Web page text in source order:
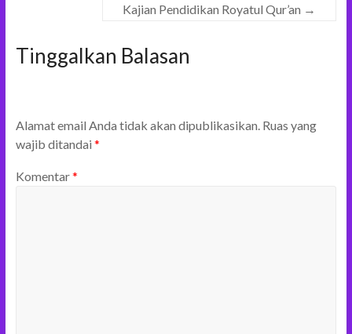
Kajian Pendidikan Royatul Qur’an →
Tinggalkan Balasan
Alamat email Anda tidak akan dipublikasikan. Ruas yang
wajib ditandai *
Komentar*